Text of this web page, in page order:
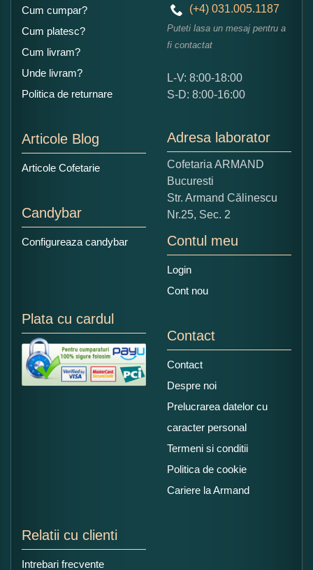
Cum cumpar?
Cum platesc?
Cum livram?
Unde livram?
Politica de returnare
Articole Blog
Articole Cofetarie
Candybar
Configureaza candybar
(+4) 031.005.1187
Puteti lasa un mesaj pentru a
fi contactat
L-V: 8:00-18:00
S-D: 8:00-16:00
Adresa laborator
Cofetaria ARMAND
Bucuresti
Str. Armand Călinescu
Nr.25, Sec. 2
Contul meu
Login
Cont nou
Plata cu cardul
Contact
Contact
Despre noi
Prelucrarea datelor cu
caracter personal
Termeni si conditii
Politica de cookie
Cariere la Armand
Relatii cu clienti
Intrebari frecvente